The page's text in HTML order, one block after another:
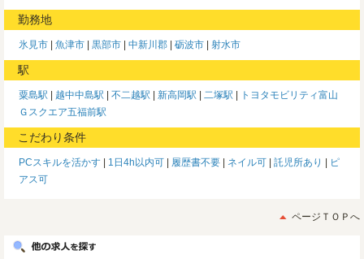
勤務地
氷見市 魚津市 黒部市 中新川郡 砺波市 射水市
駅
粟島駅 越中中島駅 不二越駅 新高岡駅 二塚駅
トヨタモビリティ富山
Ｇスクエア五福前駅
こだわり条件
PCスキルを活かす 1日4h以内可 履歴書不要 ネイル可 託児所あり
ピ
アス可
ページＴＯＰへ